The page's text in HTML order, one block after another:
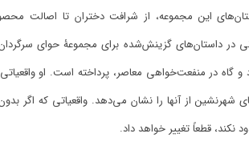
این مجموعه، از شرافت دختران تا اصالت
داستان‌های گزینش‌شده برای مجموعۀ حوای سرگردان
گاه در منفعت‌خواهی معاصر، پرداخته است. او
شهرنشین از آنها را نشان می‌دهد. واقعیاتی که اگر
نکند، قطعاً تغییر خواهد داد.